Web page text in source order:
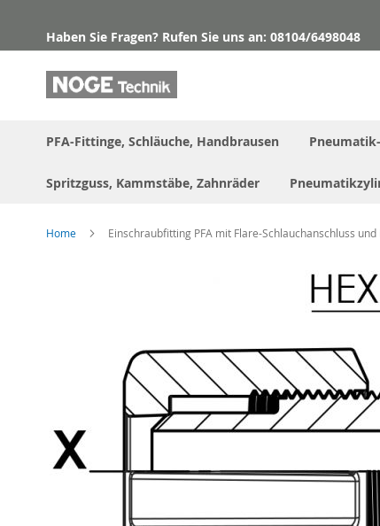
zum
Inhalt
Haben Sie Fragen? Rufen Sie uns an: 08104/6498048
PFA-Fittinge, Schläuche, Handbrausen
Spritzguss, Kammstäbe, Zahnräder
Home Einschraubfitting PFA mit Flare-Schlauchanschluss